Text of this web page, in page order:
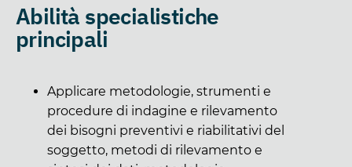
Abilità specialistiche
principali
Applicare metodologie, strumenti e
procedure di indagine e rilevamento
dei bisogni preventivi e riabilitativi del
soggetto, metodi di rilevamento e